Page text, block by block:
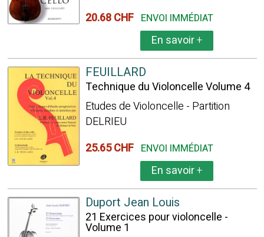
20.68 CHF ENVOI IMMÉDIAT
En savoir+
FEUILLARD
Technique du Violoncelle Volume 4
Etudes de Violoncelle - Partition
DELRIEU
25.65 CHF ENVOI IMMÉDIAT
En savoir+
Duport Jean Louis
21 Exercices pour violoncelle -
Volume 1